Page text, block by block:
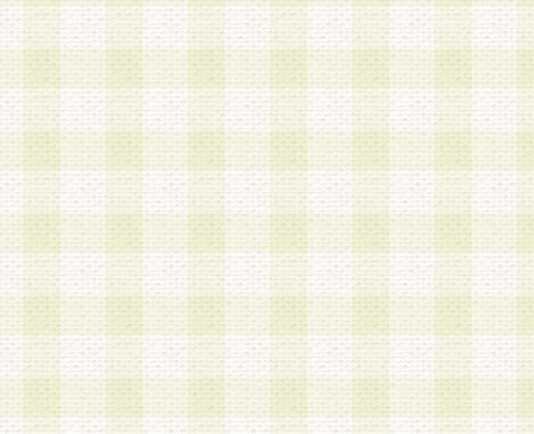
意を 得ることなく、会員個人を識別できる情報
づき選定した委託業者に対して当社の責任におい
できるものとします。な お、当社は、当該委託
契約を締結しこれを遵守させるとともに、本規約
の注意をもって当該情報を使用させるものとし ま
a.本サービスに係る謝礼、景品、調査サンプル品
b.会員からの電話、メール等の問い合わせなどへ
c.モバイルリサーチ、またはグループ形式による
実施もしくは運営
d.その他これらに付随する業務
4.会員は、住所、電話番号その他の登録情報につ
合は、速やかに当社所定の変更手続きを行うもの